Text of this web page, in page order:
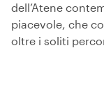
dell’Atene
piacevole, che
oltre i soliti